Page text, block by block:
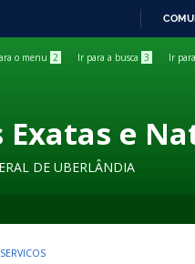
o menu 2 Ir para a busca 3 Ir
Exatas e
DE UBERLÂNDIA
SERVICOS